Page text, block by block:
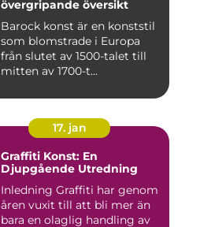
övergripande översikt
Barock konst är en konststil
som blomstrade i Europa
från slutet av 1500-talet till
mitten av 1700-t...
17. jan
Graffiti Konst: En
Djupgående Utredning
Inledning Graffiti har genom
åren vuxit till att bli mer än
bara en olaglig handling av